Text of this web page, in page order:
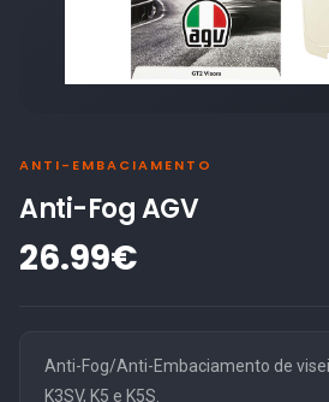
ANTI-EMBACIAMENTO
Anti-Fog AGV
26.99€
Anti-Fog/Anti-Embaciamento de
K3SV, K5 e K5S.